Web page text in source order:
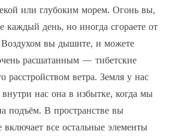
или глубоким морем. Огонь вы,
каждый день, но иногда сгораете от
Воздухом вы дышите, и можете
расшатанным — тибетские
расстройством ветра. Земля у нас
нас она в избытке, когда мы
подъём. В пространстве вы
включает все остальные элементы